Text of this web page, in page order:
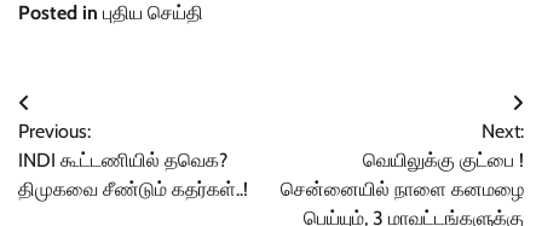
Posted in புதிய செய்தி
Post
navigation
Previous:
INDI கூட்டணியில் தவெக?
திமுகவை சீண்டும் கதர்கள்..!
Next:
வெயிலுக்கு குட்பை !
சென்னையில் நாளை கனமழை
பெய்யும், 3 மாவட்டங்களுக்கு